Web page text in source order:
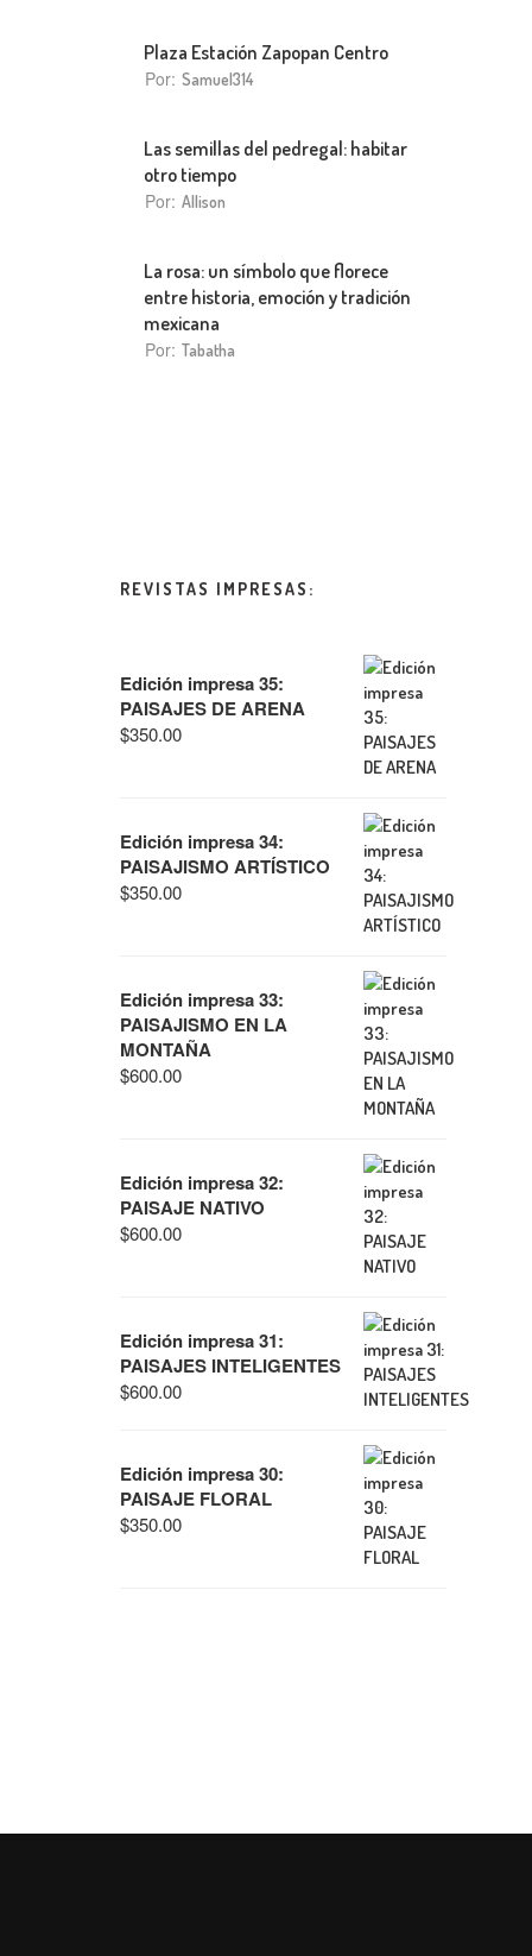
Plaza Estación Zapopan Centro
Por: Samuel314
Las semillas del pedregal: habitar
otro tiempo
Por: Allison
La rosa: un símbolo que florece
entre historia, emoción y tradición
mexicana
Por: Tabatha
REVISTAS IMPRESAS:
Edición impresa 35:
PAISAJES DE ARENA
$350.00
Edición impresa 34:
PAISAJISMO ARTÍSTICO
$350.00
Edición impresa 33:
PAISAJISMO EN LA
MONTAÑA
$600.00
Edición impresa 32:
PAISAJE NATIVO
$600.00
Edición impresa 31:
PAISAJES INTELIGENTES
$600.00
Edición impresa 30:
PAISAJE FLORAL
$350.00